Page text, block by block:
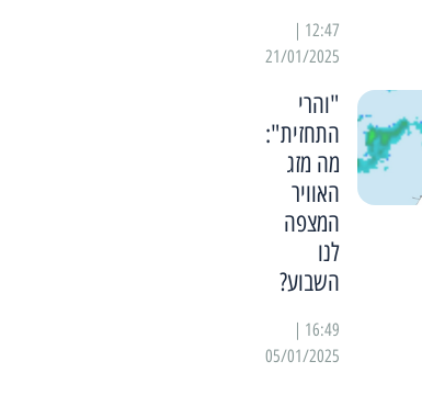
21/01/2025
"והרי
התחזית":
מה מזג
האוויר
המצפה
לנו
השבוע?
05/01/2025